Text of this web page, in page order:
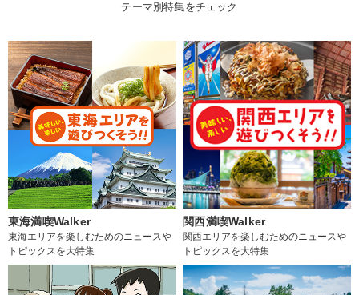
テーマ別特集をチェック
東海満喫Walker
東海エリアを楽しむためのニュースや
トピックスを大特集
関西満喫Walker
関西エリアを楽しむためのニュースや
トピックスを大特集